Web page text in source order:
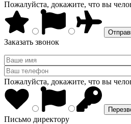
Пожалуйста, докажите, что вы
Заказать звонок
Пожалуйста, докажите, что вы
Письмо директору